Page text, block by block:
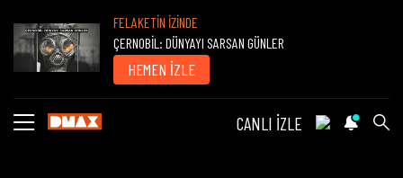
FELAKETİN İZİNDE
ÇERNOBİL: DÜNYAYI SARSAN GÜNLER
HEMEN İZLE
CANLI İZLE